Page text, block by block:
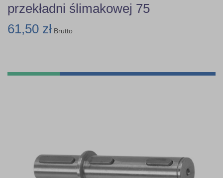
przekładni ślimakowej 75
61,50 zł Brutto